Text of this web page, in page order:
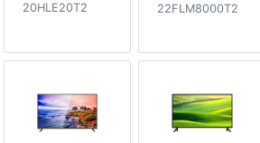
20HLE20T2
22FLM8000T2